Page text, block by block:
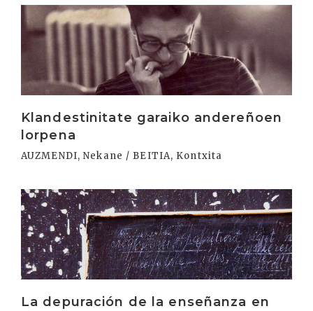
Klandestinitate garaiko andereñoen
lorpena
AUZMENDI, Nekane / BEITIA, Kontxita
Irakurri
La depuración de la enseñanza en
Irakurri